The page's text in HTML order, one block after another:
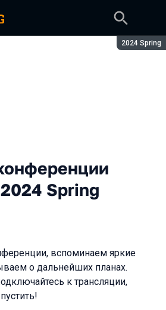
Сезон:
2024 Spring
Spring
вспоминаем яркие
о дальнейших планах.
к трансляции,